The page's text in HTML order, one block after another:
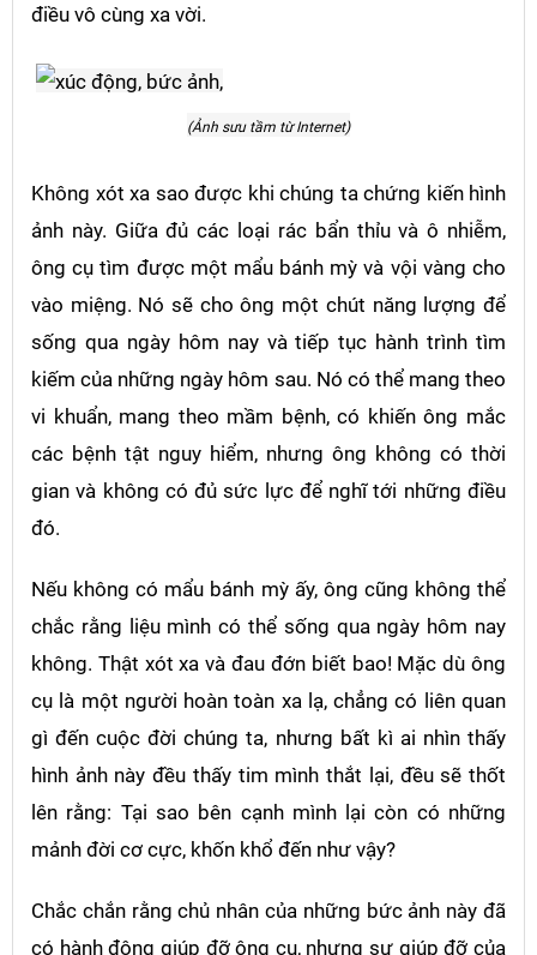
điều vô cùng xa vời.
(Ảnh sưu tầm từ Internet)
Không xót xa sao được khi chúng ta chứng kiến hình
ảnh này. Giữa đủ các loại rác bẩn thỉu và ô nhiễm,
ông cụ tìm được một mẩu bánh mỳ và vội vàng cho
vào miệng. Nó sẽ cho ông một chút năng lượng để
sống qua ngày hôm nay và tiếp tục hành trình tìm
kiếm của những ngày hôm sau. Nó có thể mang theo
vi khuẩn, mang theo mầm bệnh, có khiến ông mắc
các bệnh tật nguy hiểm, nhưng ông không có thời
gian và không có đủ sức lực để nghĩ tới những điều
đó.
Nếu không có mẩu bánh mỳ ấy, ông cũng không thể
chắc rằng liệu mình có thể sống qua ngày hôm nay
không. Thật xót xa và đau đớn biết bao! Mặc dù ông
cụ là một người hoàn toàn xa lạ, chẳng có liên quan
gì đến cuộc đời chúng ta, nhưng bất kì ai nhìn thấy
hình ảnh này đều thấy tim mình thắt lại, đều sẽ thốt
lên rằng: Tại sao bên cạnh mình lại còn có những
mảnh đời cơ cực, khốn khổ đến như vậy?
Chắc chắn rằng chủ nhân của những bức ảnh này đã
có hành động giúp đỡ ông cụ, nhưng sự giúp đỡ của